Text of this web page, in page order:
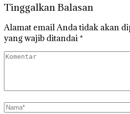
Tinggalkan Balasan
Alamat email Anda tidak akan
yang wajib ditandai *